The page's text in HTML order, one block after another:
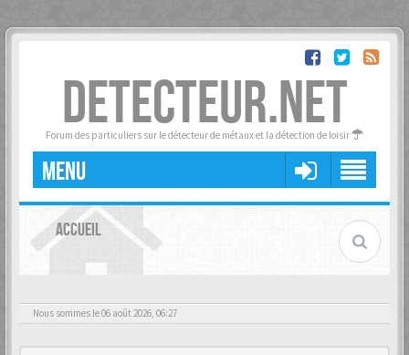
DETECTEUR.NET
Forum des particuliers sur le détecteur de métaux et la détection de loisir
MENU
ACCUEIL
Nous sommes le 06 août 2026, 06:27